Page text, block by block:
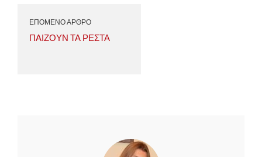
ΕΠΟΜΕΝΟ ΑΡΘΡΟ
ΠΑΙΖΟΥΝ ΤΑ ΡΕΣΤΑ